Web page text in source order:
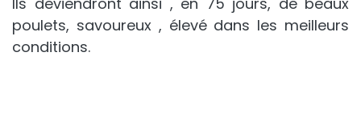
poulets, savoureux , élevé dans les meilleurs
conditions.